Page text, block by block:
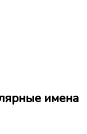
имена